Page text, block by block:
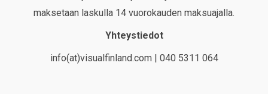
maksetaan laskulla 14 vuorokauden maksuajalla.
Yhteystiedot
info(at)visualfinland.com | 040 5311 064